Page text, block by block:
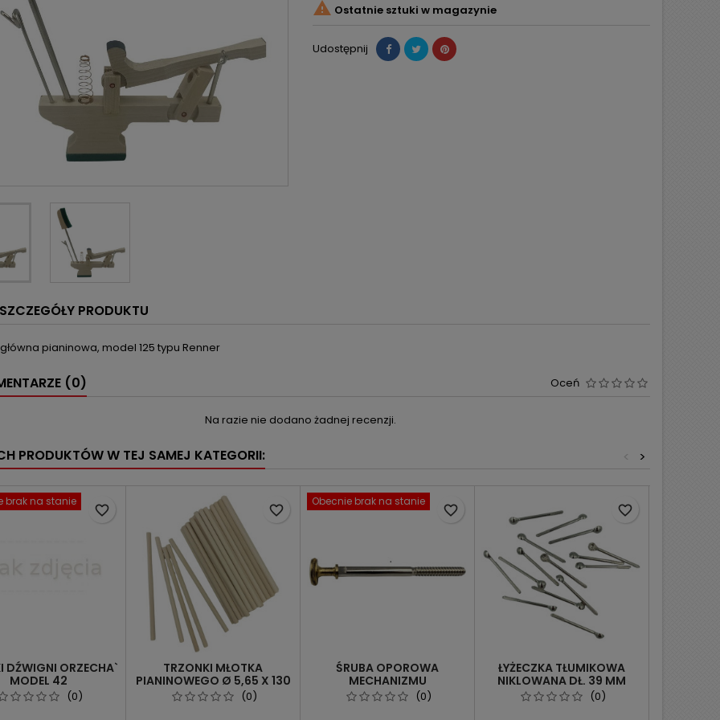
 Ostatnie sztuki w magazynie
Udostępnij
SZCZEGÓŁY PRODUKTU
pianinowa, model 125 typu Renner
(0) Oceń
Na razie nie dodano żadnej recenzji.
PRODUKTÓW W TEJ SAMEJ KATEGORII: >
<
brak na stanie
DŹWIGNI ORZECHA`
MODEL 42
(0)
favorite_border
TRZONKI MŁOTKA
PIANINOWEGO Ø 5,65 X 130
MM, GRAB (0)
favorite_border
Obecnie brak na stanie
ŚRUBA OPOROWA
MECHANIZMU
PIANINOWEGO Z MOSIĘŻNĄ
NAKRĘTKĄ
(0)
favorite_border
ŁYŻECZKA TŁUMIKOWA
NIKLOWANA DŁ. 39 MM
(0)
favorite_border